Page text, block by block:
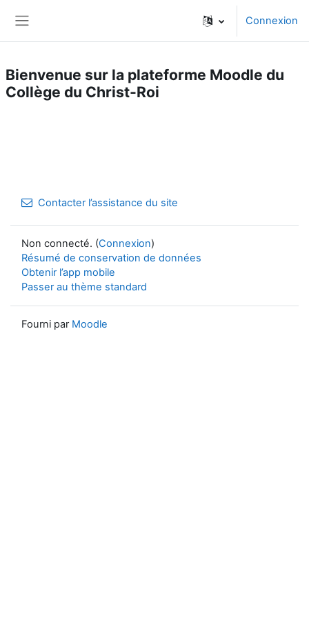
Connexion
Bienvenue sur la plateforme Moodle du
Collège du Christ-Roi
Contacter l’assistance du site
Non connecté. (Connexion)
Résumé de conservation de données
Obtenir l’app mobile
Passer au thème standard
Fourni par Moodle